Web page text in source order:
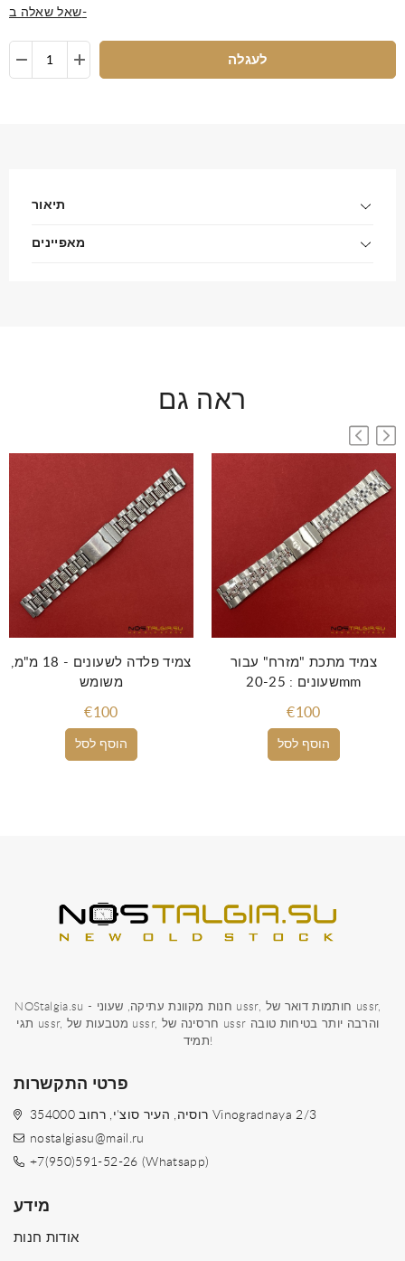
שאל שאלה ב-
לעגלה
תיאור
מאפיינים
ראה גם
הוסף לסל
צמיד פלדה לשעונים - 18 מ"מ,
משומש
€100
הוסף לסל
צמיד מתכת "מזרח" עבור
שעונים : 20-25mm
€100
NOStalgia.su - חנות מקוונת עתיקה, שעוני ussr, חותמות דואר של ussr,
תגי ussr, מטבעות של ussr, חרסינה של ussr והרבה יותר בטיחות טובה
תמיד!
פרטי התקשרות
354000 רוסיה, העיר סוצ'י, רחוב Vinogradnaya 2/3
nostalgiasu@mail.ru
+7(950)591-52-26 (Whatsapp)
מידע
אודות חנות